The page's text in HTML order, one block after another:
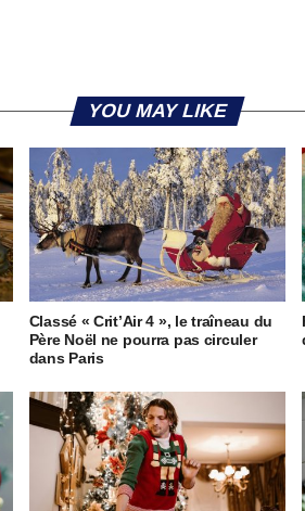
YOU MAY LIKE
Classé « Crit’Air 4 », le traîneau du
Père Noël ne pourra pas circuler
dans Paris